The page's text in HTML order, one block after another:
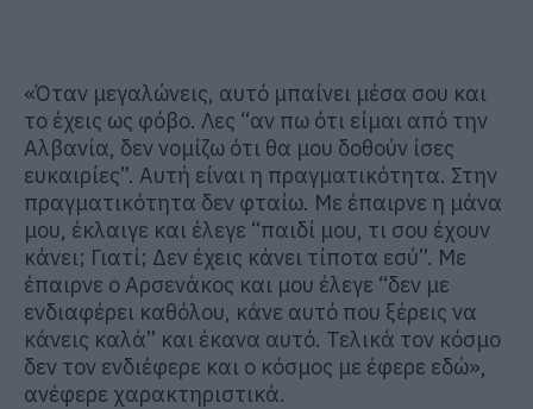
«Όταν μεγαλώνεις, αυτό μπαίνει μέσα σου και
το έχεις ως φόβο. Λες “αν πω ότι είμαι από την
Αλβανία, δεν νομίζω ότι θα μου δοθούν ίσες
ευκαιρίες”. Αυτή είναι η πραγματικότητα. Στην
πραγματικότητα δεν φταίω. Με έπαιρνε η μάνα
μου, έκλαιγε και έλεγε “παιδί μου, τι σου έχουν
κάνει; Γιατί; Δεν έχεις κάνει τίποτα εσύ”. Με
έπαιρνε ο Αρσενάκος και μου έλεγε “δεν με
ενδιαφέρει καθόλου, κάνε αυτό που ξέρεις να
κάνεις καλά” και έκανα αυτό. Τελικά τον κόσμο
δεν τον ενδιέφερε και ο κόσμος με έφερε εδώ»,
ανέφερε χαρακτηριστικά.